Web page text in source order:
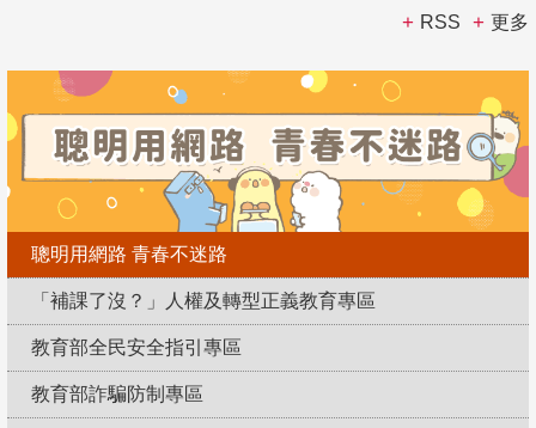
RSS 更多
聰明用網路 青春不迷路
「補課了沒？」人權及轉型正義教育專區
教育部全民安全指引專區
教育部詐騙防制專區